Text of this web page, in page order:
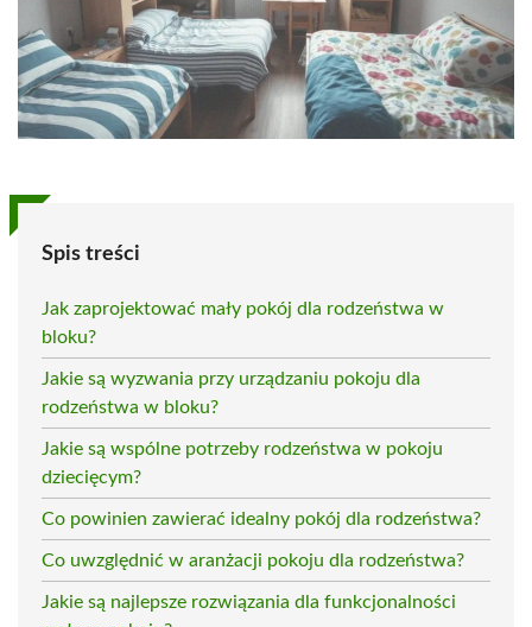
Spis treści
Jak zaprojektować mały pokój dla rodzeństwa w
bloku?
Jakie są wyzwania przy urządzaniu pokoju dla
rodzeństwa w bloku?
Jakie są wspólne potrzeby rodzeństwa w pokoju
dziecięcym?
Co powinien zawierać idealny pokój dla rodzeństwa?
Co uwzględnić w aranżacji pokoju dla rodzeństwa?
Jakie są najlepsze rozwiązania dla funkcjonalności